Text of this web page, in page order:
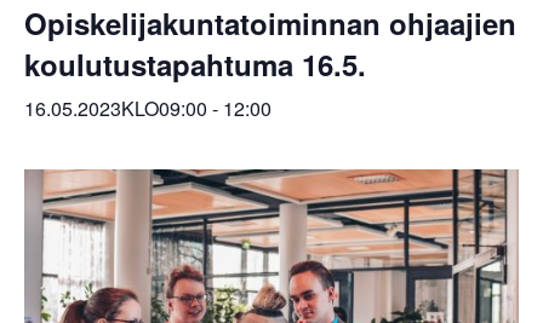
Opiskelijakuntatoiminnan ohjaajien
koulutustapahtuma 16.5.
16.05.2023KLO09:00 - 12:00